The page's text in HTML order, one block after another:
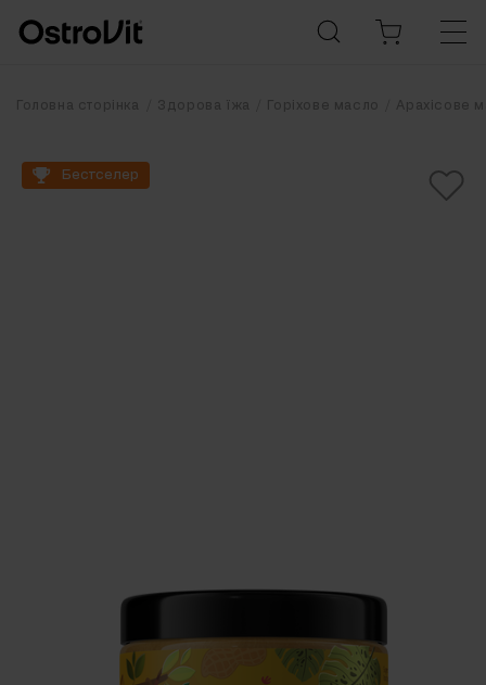
Головна сторінка Здорова їжа Горіхове масло Арахісове
Бестселер